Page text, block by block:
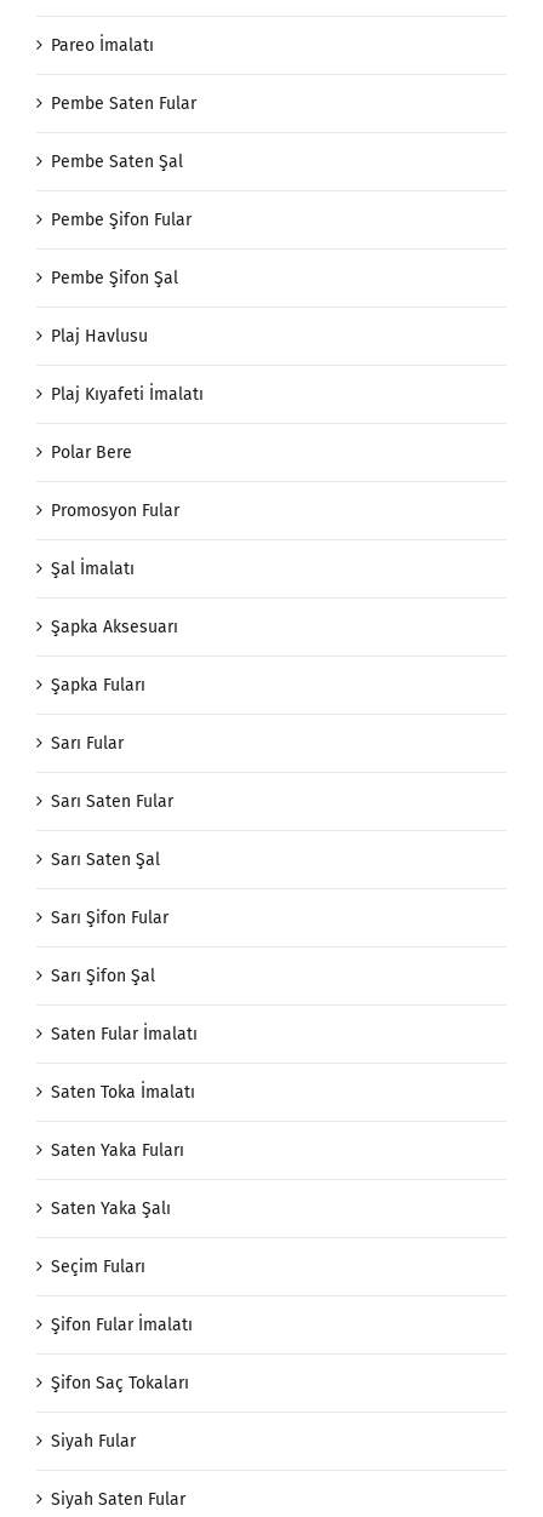
Pareo İmalatı
Pembe Saten Fular
Pembe Saten Şal
Pembe Şifon Fular
Pembe Şifon Şal
Plaj Havlusu
Plaj Kıyafeti İmalatı
Polar Bere
Promosyon Fular
Şal İmalatı
Şapka Aksesuarı
Şapka Fuları
Sarı Fular
Sarı Saten Fular
Sarı Saten Şal
Sarı Şifon Fular
Sarı Şifon Şal
Saten Fular İmalatı
Saten Toka İmalatı
Saten Yaka Fuları
Saten Yaka Şalı
Seçim Fuları
Şifon Fular İmalatı
Şifon Saç Tokaları
Siyah Fular
Siyah Saten Fular